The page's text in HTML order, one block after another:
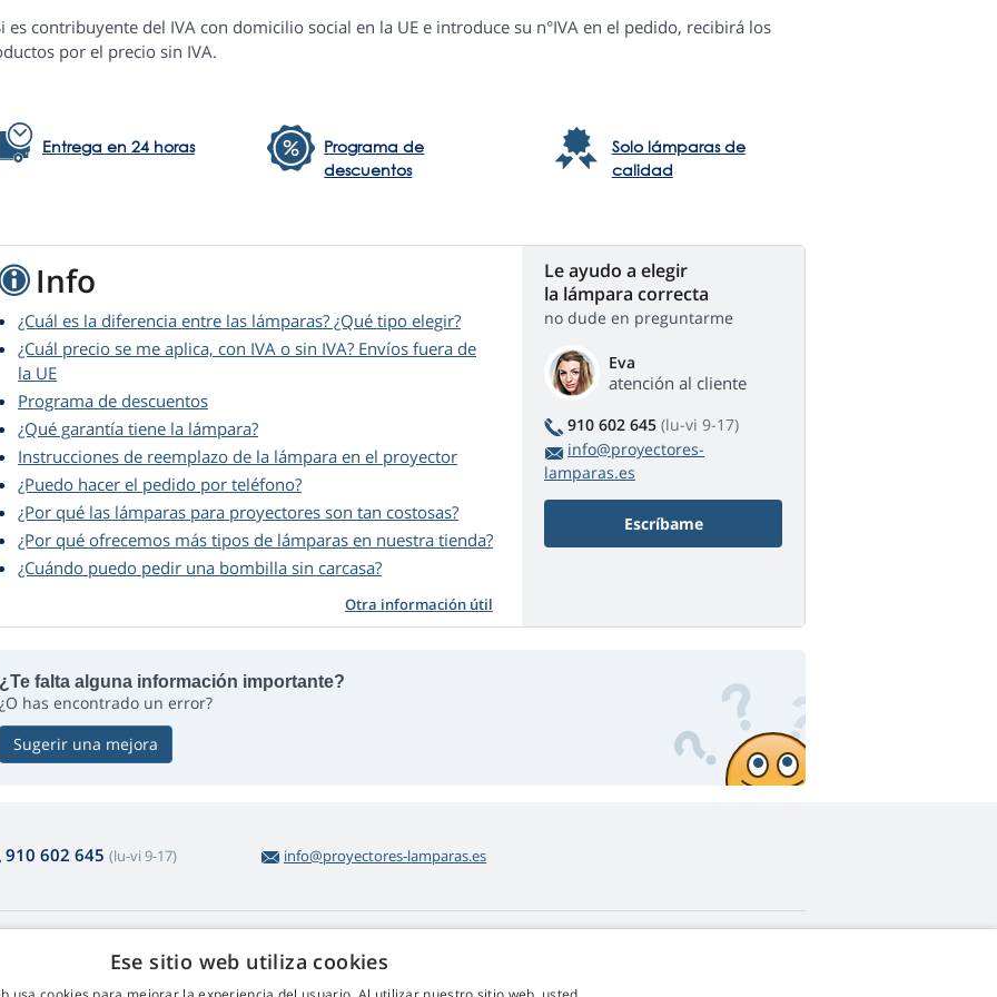
es contribuyente del IVA con domicilio social en la UE e introduce su n°IVA en el pedido, recibirá los
por el precio sin IVA.
Entrega en 24 horas
Programa de
descuentos
Solo lámparas de
calidad
Info
¿Cuál es la diferencia entre las lámparas? ¿Qué tipo elegir?
¿Cuál precio se me aplica, con IVA o sin IVA? Envíos fuera de
la UE
Programa de descuentos
¿Qué garantía tiene la lámpara?
Instrucciones de reemplazo de la lámpara en el proyector
¿Puedo hacer el pedido por teléfono?
¿Por qué las lámparas para proyectores son tan costosas?
¿Por qué ofrecemos más tipos de lámparas en nuestra tienda?
¿Cuándo puedo pedir una bombilla sin carcasa?
Otra información útil
Le ayudo a elegir
la lámpara correcta
no dude en preguntarme
Eva
atención al cliente
910 602 645 (lu-vi 9-17)
info@proyectores-
lamparas.es
Escríbame
¿Te falta alguna información importante?
¿O has encontrado un error?
Sugerir una mejora
910 602 645 (lu-vi 9-17) info@proyectores-lamparas.es
y reclamaciones
Contacto
Ese sitio web utiliza cookies